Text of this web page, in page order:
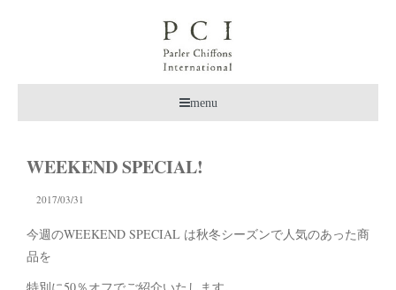
menu
WEEKEND SPECIAL!
2017/03/31
今週のWEEKEND SPECIAL は秋冬シーズンで人気のあった商
品を